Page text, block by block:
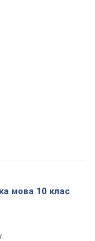
мова 10 клас